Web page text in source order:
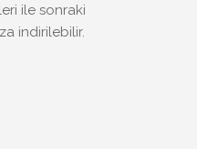
ile sonraki
indirilebilir.